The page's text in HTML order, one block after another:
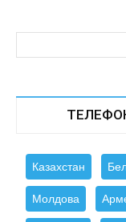
Казахстан
Молдова